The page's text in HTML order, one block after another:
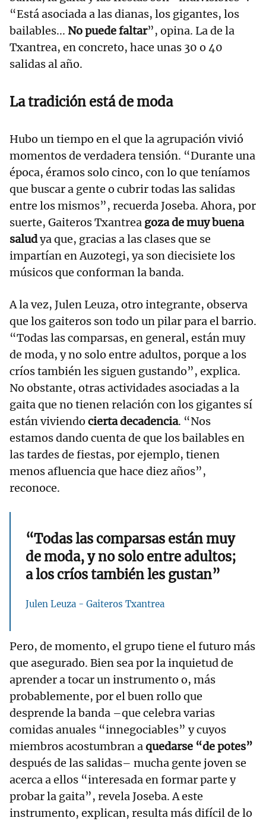
“Está asociada a las dianas, los gigantes, los
bailables... No puede faltar”, opina. La de la
Txantrea, en concreto, hace unas 30 o 40
salidas al año.
La tradición está de moda
Hubo un tiempo en el que la agrupación vivió
momentos de verdadera tensión. “Durante una
época, éramos solo cinco, con lo que teníamos
que buscar a gente o cubrir todas las salidas
entre los mismos”, recuerda Joseba. Ahora, por
suerte, Gaiteros Txantrea goza de muy buena
saludya que, gracias a las clases que se
impartían en Auzotegi, ya son diecisiete los
músicos que conforman la banda.
A la vez, Julen Leuza, otro integrante, observa
que los gaiteros son todo un pilar para el barrio.
“Todas las comparsas, en general, están muy
de moda, y no solo entre adultos, porque a los
críos también les siguen gustando”, explica.
No obstante, otras actividades asociadas a la
gaita que no tienen relación con los gigantes sí
están viviendo ciertadecadencia. “Nos
estamos dando cuenta de que los bailables en
las tardes de fiestas, por ejemplo, tienen
menos afluencia que hace diez años”,
reconoce.
“Todas las comparsas están muy
de moda, y no solo entre adultos;
a los críos también les gustan”
Julen Leuza - Gaiteros Txantrea
Pero, de momento, el grupo tiene el futuro más
que asegurado. Bien sea por la inquietud de
aprender a tocar un instrumento o, más
probablemente, por el buen rollo que
desprende la banda –que celebra varias
comidas anuales “innegociables” y cuyos
miembros acostumbran aquedarse “de potes”
después de las salidas– mucha gente joven se
acerca a ellos “interesada en formar parte y
probar la gaita”, revela Joseba. A este
instrumento, explican, resulta más difícil de lo